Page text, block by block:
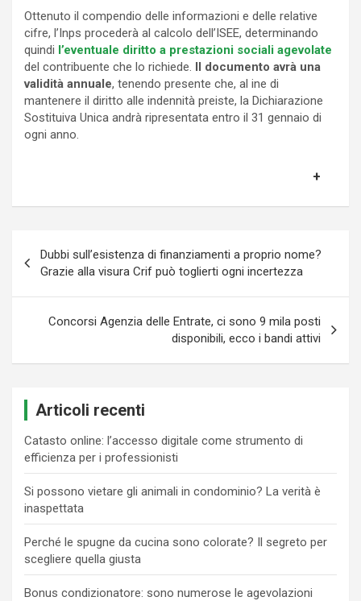
Ottenuto il compendio delle informazioni e delle relative
cifre, l’Inps procederà al calcolo dell’ISEE, determinando
quindi l’eventuale diritto a prestazioni sociali agevolate
del contribuente che lo richiede. Il documento avrà una
validità annuale, tenendo presente che, al ine di
mantenere il diritto alle indennità preiste, la Dichiarazione
Sostituiva Unica andrà ripresentata entro il 31 gennaio di
ogni anno.
articoli
Dubbi sull’esistenza di finanziamenti a proprio nome?
Grazie alla visura Crif può toglierti ogni incertezza
Concorsi Agenzia delle Entrate, ci sono 9 mila posti
disponibili, ecco i bandi attivi
Articoli recenti
Catasto online: l’accesso digitale come strumento di
efficienza per i professionisti
Si possono vietare gli animali in condominio? La verità è
inaspettata
Perché le spugne da cucina sono colorate? Il segreto per
scegliere quella giusta
Bonus condizionatore: sono numerose le agevolazioni